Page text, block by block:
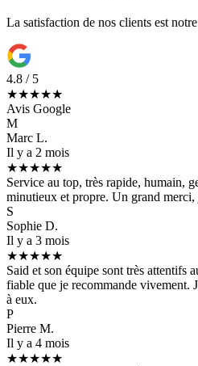
La satisfaction de nos clients est
4.8 / 5
★★★★★
Avis Google
M
Marc L.
Il y a 2 mois
★★★★★
Service au top, très rapide, humain,
minutieux et propre. Un grand
S
Sophie D.
Il y a 3 mois
★★★★★
Said et son équipe sont très attentifs
fiable que je recommande vivement.
à eux.
P
Pierre M.
Il y a 4 mois
★★★★★